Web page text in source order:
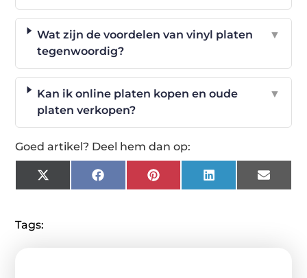
Wat zijn de voordelen van vinyl platen
tegenwoordig?
▼
Kan ik online platen kopen en oude
platen verkopen?
▼
Goed artikel? Deel hem dan op:
X
(Twitter)
FacebookPinterestLinkedIn Email
Tags: